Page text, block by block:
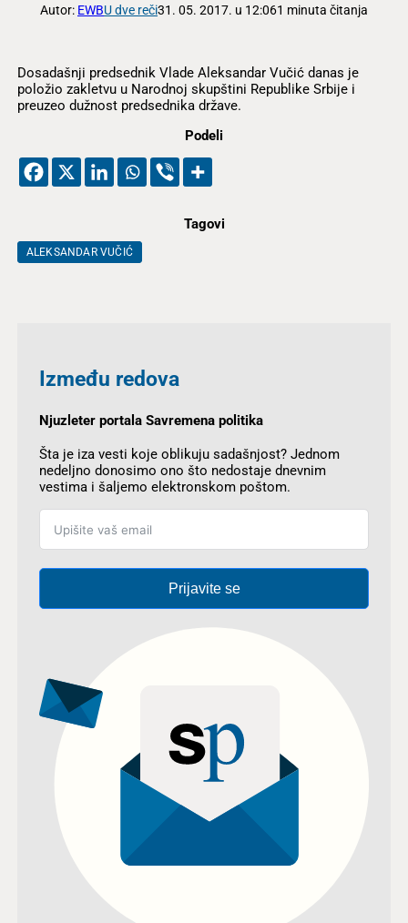
Autor: EWBU dve reči31. 05. 2017. u 12:061 minuta čitanja
Dosadašnji predsednik Vlade Aleksandar Vučić danas je
položio zakletvu u Narodnoj skupštini Republike Srbije i
preuzeo dužnost predsednika države.
Podeli
Tagovi
ALEKSANDAR VUČIĆ
Između redova
Njuzleter portala Savremena politika
Šta je iza vesti koje oblikuju sadašnjost? Jednom
nedeljno donosimo ono što nedostaje dnevnim
vestima i šaljemo elektronskom poštom.
Prijavite se